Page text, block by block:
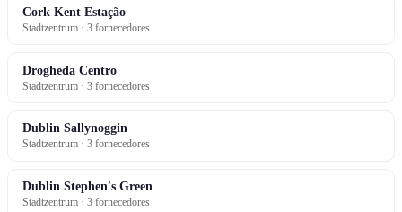
Cork Kent Estação
Stadtzentrum · 3 fornecedores
Drogheda Centro
Stadtzentrum · 3 fornecedores
Dublin Sallynoggin
Stadtzentrum · 3 fornecedores
Dublin Stephen's Green
Stadtzentrum · 3 fornecedores